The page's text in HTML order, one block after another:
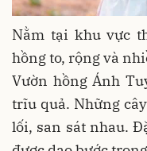
Nằm tại khu vực
hồng to, rộng và
Vườn hồng Ánh
trĩu quả. Những
lối, san sát nhau.